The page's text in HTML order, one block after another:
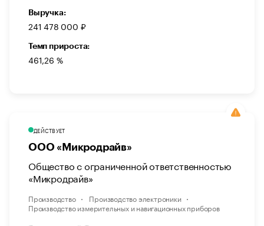
Выручка:
241 478 000 ₽
Темп прироста:
461,26 %
ДЕЙСТВУЕТ
ООО «Микродрайв»
Общество с ограниченной ответственностью
«Микродрайв»
Производство
Производство электроники
Производство измерительных и навигационных приборов